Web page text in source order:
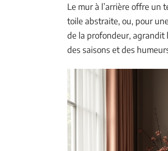
Le mur à l’arrière offre un
toile abstraite, ou, pour
de la profondeur, agrandit
des saisons et des